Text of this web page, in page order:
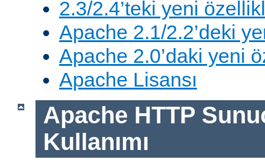
2.3/2.4’teki yeni
Apache 2.1/2.2’deki
Apache 2.0’daki yeni
Apache Lisansı
Apache HTTP
Kullanımı